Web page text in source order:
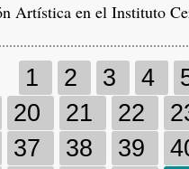
Artística en el Instituto
1 2 3 4
20 21 22
37 38 39